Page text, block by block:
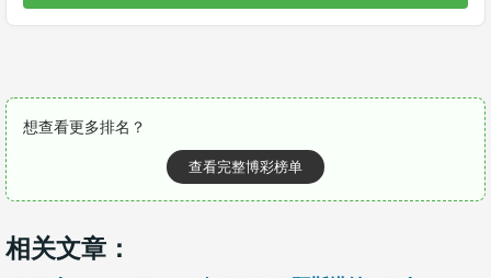
想查看更多排名？
查看完整博彩榜单
相关文章：